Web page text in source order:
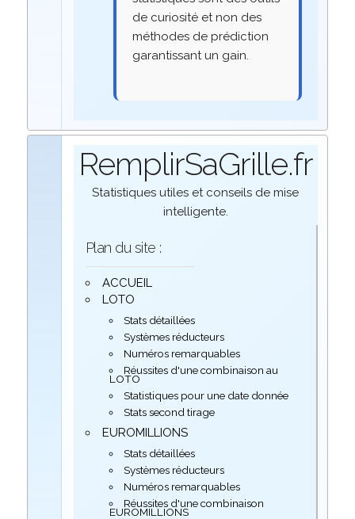
de curiosité et non des
méthodes de prédiction
garantissant un gain.
RemplirSaGrille.fr
Statistiques utiles et conseils de mise
intelligente.
Plan du site :
ACCUEIL
LOTO
Stats détaillées
Systèmes réducteurs
Numéros remarquables
Réussites d'une combinaison au
LOTO
Statistiques pour une date donnée
Stats second tirage
EUROMILLIONS
Stats détaillées
Systèmes réducteurs
Numéros remarquables
Réussites d'une combinaison
EUROMILLIONS